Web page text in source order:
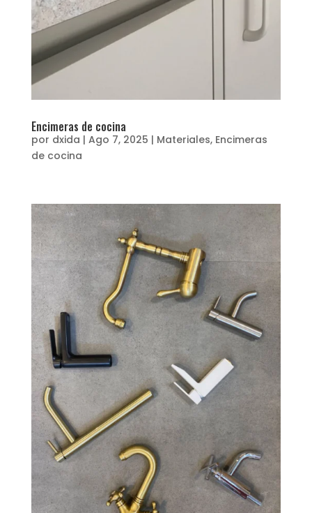
Encimeras de cocina
por dxida | Ago 7, 2025 | Materiales, Encimeras
de cocina